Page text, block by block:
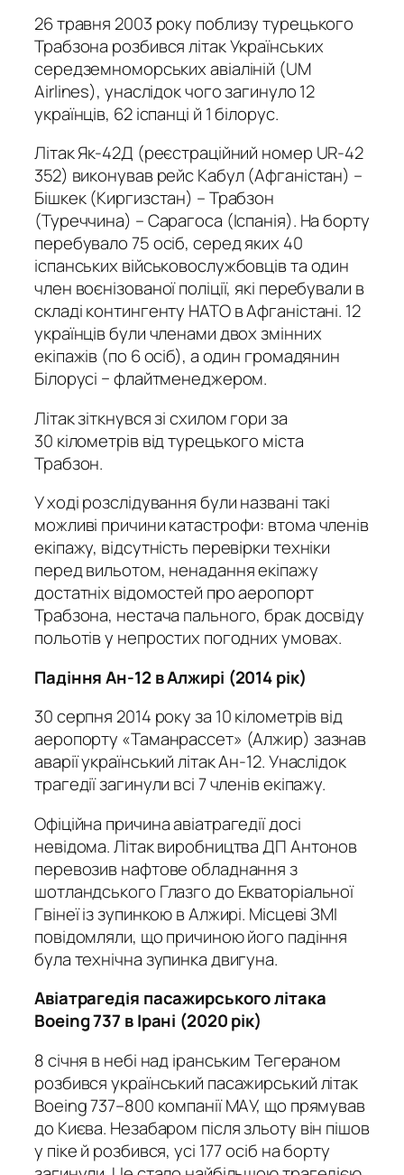
26 травня 2003 року поблизу турецького
Трабзона розбився літак Українських
середземноморських авіаліній (UM
Airlines), унаслідок чого загинуло 12
українців, 62 іспанці й 1 білорус.
Літак Як-42Д (реєстраційний номер UR-42
352) виконував рейс Кабул (Афганістан) –
Бішкек (Киргизстан) – Трабзон
(Туреччина) – Сарагоса (Іспанія). На борту
перебувало 75 осіб, серед яких 40
іспанських військовослужбовців та один
член воєнізованої поліції, які перебували в
складі контингенту НАТО в Афганістані. 12
українців були членами двох змінних
екіпажів (по 6 осіб), а один громадянин
Білорусі − флайтменеджером.
Літак зіткнувся зі схилом гори за
30 кілометрів від турецького міста
Трабзон.
У ході розслідування були названі такі
можливі причини катастрофи: втома членів
екіпажу, відсутність перевірки техніки
перед вильотом, ненадання екіпажу
достатніх відомостей про аеропорт
Трабзона, нестача пального, брак досвіду
польотів у непростих погодних умовах.
Падіння Ан-12 в Алжирі (2014 рік)
30 серпня 2014 року за 10 кілометрів від
аеропорту «Таманрассет» (Алжир) зазнав
аварії український літак Ан-12. Унаслідок
трагедії загинули всі 7 членів екіпажу.
Офіційна причина авіатрагедії досі
невідома. Літак виробництва ДП Антонов
перевозив нафтове обладнання з
шотландського Глазго до Екваторіальної
Гвінеї із зупинкою в Алжирі. Місцеві ЗМІ
повідомляли, що причиною його падіння
була технічна зупинка двигуна.
Авіатрагедія пасажирського літака
Boeing 737 в Ірані (2020 рік)
8 січня в небі над іранським Тегераном
розбився український пасажирський літак
Boeing 737–800 компанії МАУ, що прямував
до Києва. Незабаром після зльоту він пішов
у піке й розбився, усі 177 осіб на борту